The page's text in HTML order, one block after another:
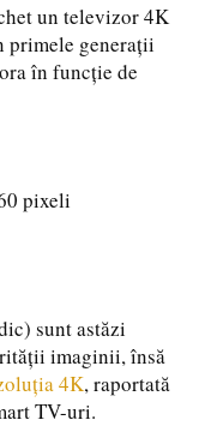
un televizor 4K
primele generații
în funcție de
pixeli
sunt astăzi
imaginii, însă
4K, raportată
TV-uri.